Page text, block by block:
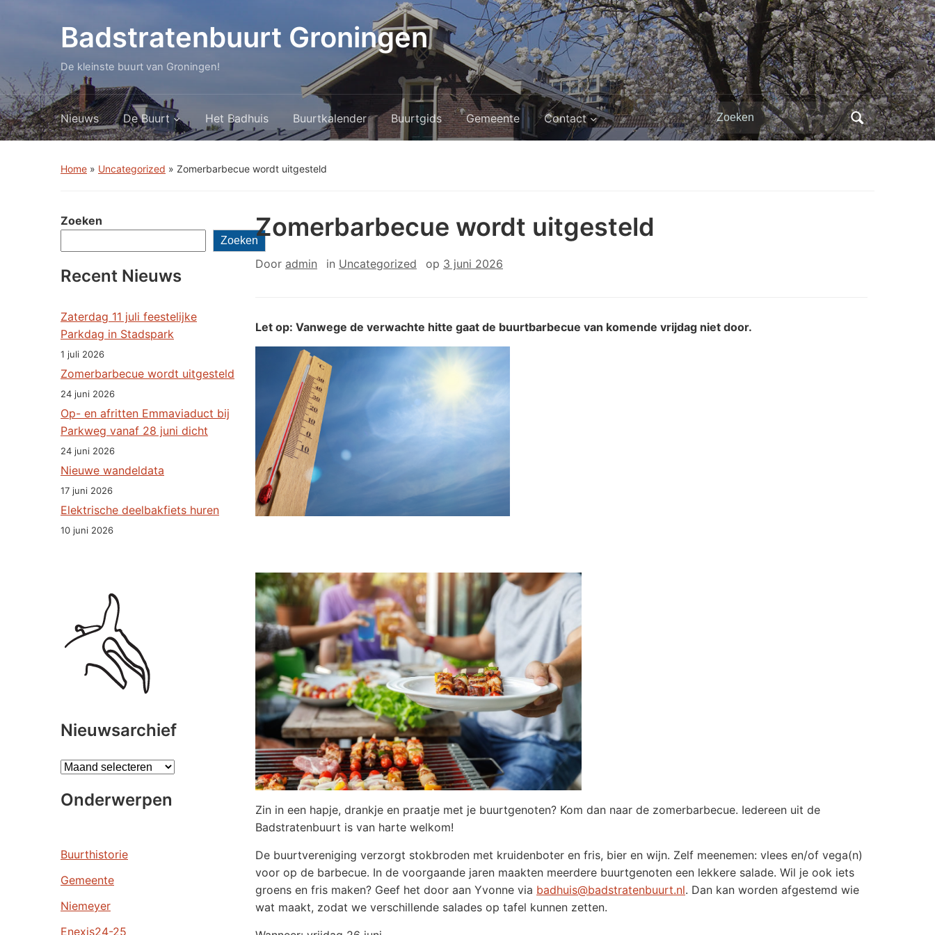
Badstratenbuurt Groningen
De kleinste buurt van Groningen!
Nieuws De Buurt Het Badhuis Buurtkalender Buurtgids Gemeente Contact
Zoeken
naar:
Home » Uncategorized » Zomerbarbecue wordt uitgesteld
Zoeken
Zoeken
Recent Nieuws
Zaterdag 11 juli feestelijke
Parkdag in Stadspark
1 juli 2026
Zomerbarbecue wordt uitgesteld
24 juni 2026
Op- en afritten Emmaviaduct bij
Parkweg vanaf 28 juni dicht
24 juni 2026
Nieuwe wandeldata
17 juni 2026
Elektrische deelbakfiets huren
10 juni 2026
Nieuwsarchief
A
c
e
e
n
Onderwerpen
Buurthistorie
Gemeente
Niemeyer
Enexis24-25
Zomerbarbecue wordt uitgesteld
Door admin in Uncategorized op 3 juni 2026
Let op: Vanwege de verwachte hitte gaat de buurtbarbecue van komende vrijdag niet door.
Zin in een hapje, drankje en praatje met je buurtgenoten? Kom dan naar de zomerbarbecue. Iedereen uit de
Badstratenbuurt is van harte welkom!
De buurtvereniging verzorgt stokbroden met kruidenboter en fris, bier en wijn. Zelf meenemen: vlees en/of vega(n)
voor op de barbecue. In de voorgaande jaren maakten meerdere buurtgenoten een lekkere salade. Wil je ook iets
groens en fris maken? Geef het door aan Yvonne via badhuis@badstratenbuurt.nl. Dan kan worden afgestemd wie
wat maakt, zodat we verschillende salades op tafel kunnen zetten.